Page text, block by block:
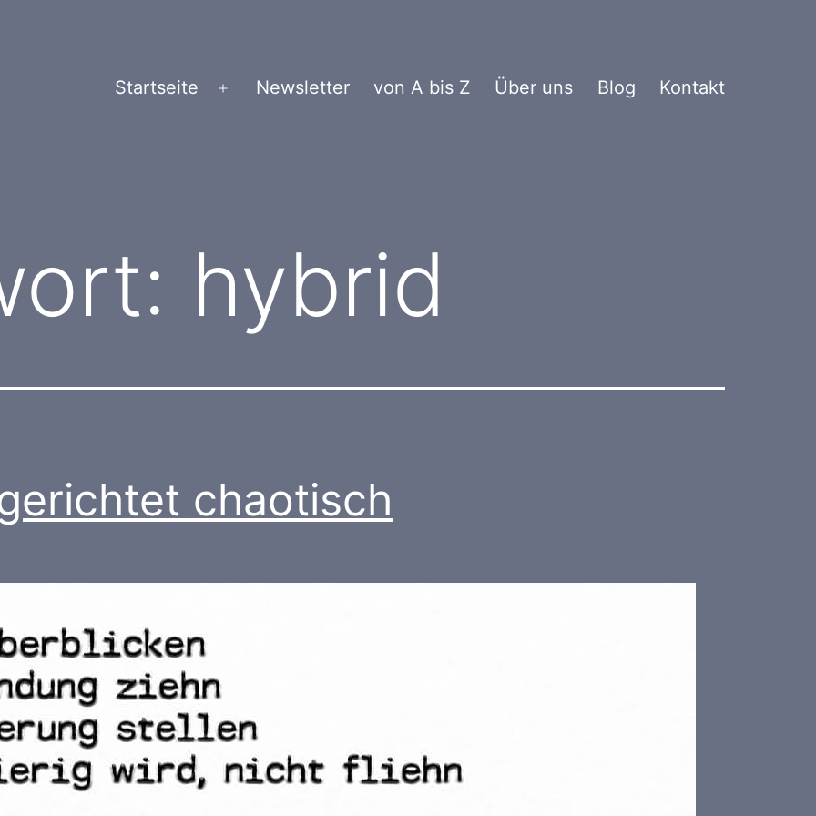
Startseite
Menü
Newsletter von A bis Z Über uns Blog Kontakt
hybrid
chaotisch